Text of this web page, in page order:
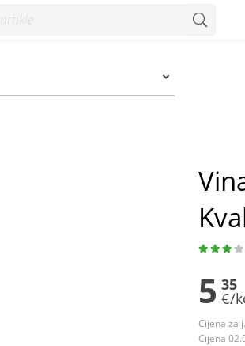
5 35
€/
Cijena za
Cijena